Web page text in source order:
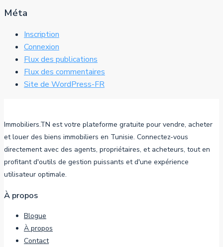
Méta
Inscription
Connexion
Flux des publications
Flux des commentaires
Site de WordPress-FR
Immobiliers.TN est votre plateforme gratuite pour vendre, acheter
et louer des biens immobiliers en Tunisie. Connectez-vous
directement avec des agents, propriétaires, et acheteurs, tout en
profitant d'outils de gestion puissants et d'une expérience
utilisateur optimale.
À propos
Blogue
À propos
Contact